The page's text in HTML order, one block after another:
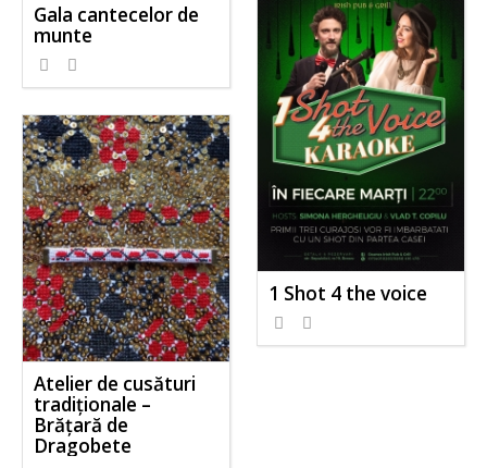
Gala cantecelor de
munte
1 Shot 4 the voice
Atelier de cusături
tradiționale –
Brățară de
Dragobete